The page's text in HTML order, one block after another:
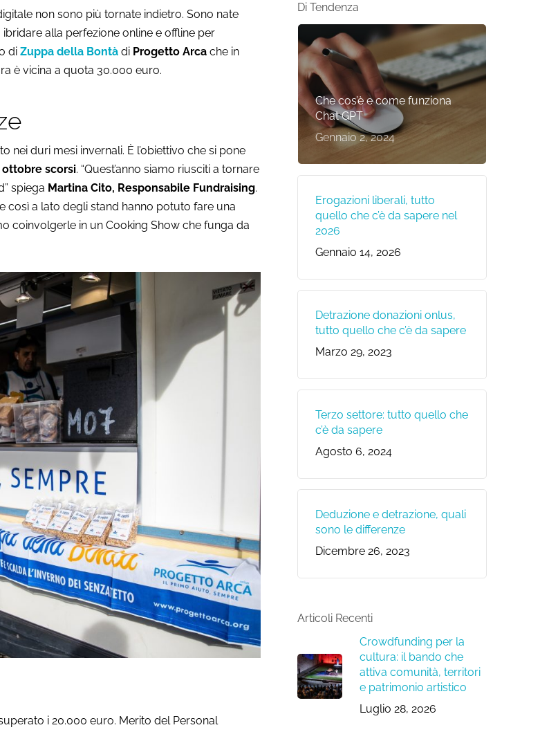
non sono più tornate indietro. Sono nate
alla perfezione online e offline per
di Zuppa della Bontà di Progetto Arca che in
è vicina a quota 30.000 euro.
nei duri mesi invernali. È l’obiettivo che si pone
ottobre scorsi. “Quest’anno siamo riusciti a tornare
spiega Martina Cito, Responsabile Fundraising.
così a lato degli stand hanno potuto fare una
coinvolgerle in un Cooking Show che funga da
i 20.000 euro. Merito del Personal
Di Tendenza
Che cos’è e come funziona
Chat GPT
Gennaio 2, 2024
Erogazioni liberali, tutto
quello che c’è da sapere nel
2026
Gennaio 14, 2026
Detrazione donazioni onlus,
tutto quello che c’è da sapere
Marzo 29, 2023
Terzo settore: tutto quello che
c’è da sapere
Agosto 6, 2024
Deduzione e detrazione, quali
sono le differenze
Dicembre 26, 2023
Articoli Recenti
Crowdfunding per la
cultura: il bando che
attiva comunità, territori
e patrimonio artistico
Luglio 28, 2026